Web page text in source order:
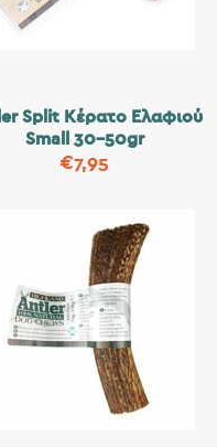
Split Κέρατο Ελαφιού
Small 30-50gr
€7,95